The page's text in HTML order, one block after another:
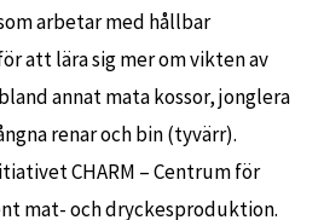
arbetar med hållbar
att lära sig mer om vikten av
annat mata kossor, jonglera
renar och bin (tyvärr).
CHARM – Centrum för
mat- och dryckesproduktion.